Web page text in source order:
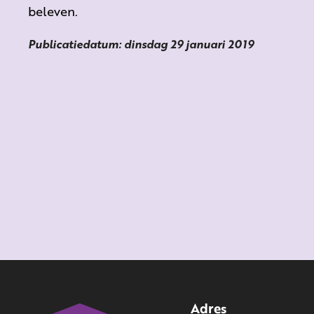
beleven.
Publicatiedatum: dinsdag 29 januari 2019
Adres